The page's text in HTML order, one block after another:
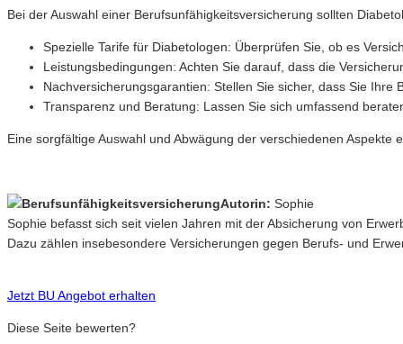
Bei der Auswahl einer Berufsunfähigkeitsversicherung sollten
Spezielle Tarife für Diabetologen: Überprüfen Sie, ob es
Leistungsbedingungen: Achten Sie darauf, dass die
Nachversicherungsgarantien: Stellen Sie sicher, dass Sie
Transparenz und Beratung: Lassen Sie sich umfassend
Eine sorgfältige Auswahl und Abwägung der verschiedenen
Autorin: Sophie
Sophie befasst sich seit vielen Jahren mit der Absicherung von
Dazu zählen insebesondere Versicherungen gegen Berufs- und
Jetzt BU Angebot erhalten
Diese Seite bewerten?